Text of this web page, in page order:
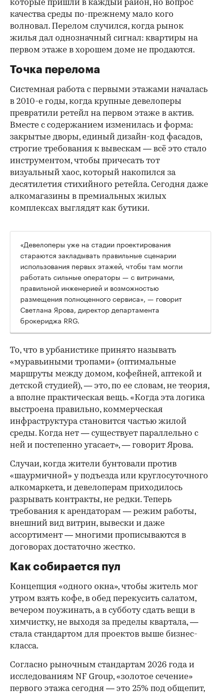
которые пришли в каждый район, но вопрос
качества среды по-прежнему мало кого
волновал. Перелом случился, когда рынок
жилья дал однозначный сигнал: квартиры на
первом этаже в хорошем доме не продаются.
Точка перелома
Системная работа с первыми этажами началась
в 2010-е годы, когда крупные девелоперы
превратили ретейл на первом этаже в актив.
Вместе с содержанием изменилась и форма:
закрытые дворы, единый дизайн-код фасадов,
строгие требования к вывескам — всё это стало
инструментом, чтобы причесать тот
визуальный хаос, который накопился за
десятилетия стихийного ретейла. Сегодня даже
алкомагазины в премиальных жилых
комплексах выглядят как бутики.
00:00
«Девелоперы уже на стадии проектирования
стараются закладывать правильные сценарии
использования первых этажей, чтобы там могли
работать сильные операторы — с витринами,
правильной инженерией и возможностью
размещения полноценного сервиса», — говорит
Светлана Ярова, директор департамента
брокериджа RRG.
То, что в урбанистике принято называть
«муравьиными тропами» (оптимальные
маршруты между домом, кофейней, аптекой и
детской студией), — это, по ее словам, не теория,
а вполне практическая вещь. «Когда эта логика
выстроена правильно, коммерческая
инфраструктура становится частью жилой
среды. Когда нет — существует параллельно с
ней и постепенно угасает», — говорит Ярова.
Случаи, когда жители бунтовали против
«шаурмичной» у подъезда или круглосуточного
алкомаркета, и девелоперам приходилось
разрывать контракты, не редки. Теперь
требования к арендаторам — режим работы,
внешний вид витрин, вывески и даже
ассортимент — многими прописываются в
договорах достаточно жестко.
Как собирается пул
Концепция «одного окна», чтобы житель мог
утром взять кофе, в обед перекусить салатом,
вечером поужинать, а в субботу сдать вещи в
химчистку, не выходя за пределы квартала, —
стала стандартом для проектов выше бизнес-
класса.
Согласно рыночным стандартам 2026 года и
исследованиям NF Group, «золотое сечение»
первого этажа сегодня — это 25% под общепит,